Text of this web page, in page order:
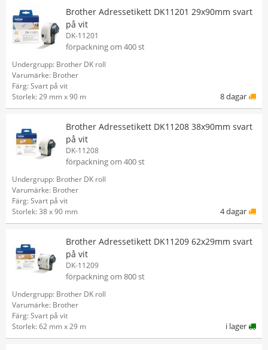
Brother Adressetikett DK11201 29x90mm svart
på vit
DK-11201
förpackning om 400 st
Undergrupp: Brother DK roll
Varumärke: Brother
Färg: Svart på vit
Storlek: 29 mm x 90 m
8 dagar
Brother Adressetikett DK11208 38x90mm svart
på vit
DK-11208
förpackning om 400 st
Undergrupp: Brother DK roll
Varumärke: Brother
Färg: Svart på vit
Storlek: 38 x 90 mm
4 dagar
Brother Adressetikett DK11209 62x29mm svart
på vit
DK-11209
förpackning om 800 st
Undergrupp: Brother DK roll
Varumärke: Brother
Färg: Svart på vit
Storlek: 62 mm x 29 m
i lager